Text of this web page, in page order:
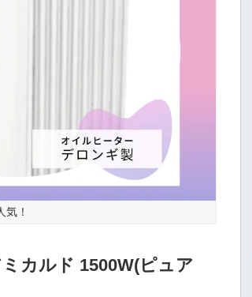
！
カルド 1500W(ピュア